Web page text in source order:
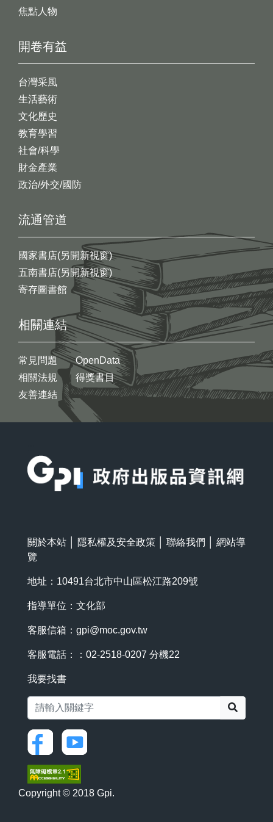
開卷有益
台灣采風
生活藝術
文化歷史
教育學習
社會/科學
財金產業
政治/外交/國防
焦點人物
流通管道
國家書店(另開新視窗)
五南書店(另開新視窗)
寄存圖書館
相關連結
常見問題
相關法規
友善連結
OpenData
得獎書目
關於本站 隱私權及安全政策 聯絡我們
網站導
覽
地址：10491台北市中山區松江路209號
指導單位：文化部
客服信箱： gpi@moc.gov.tw
客服電話：：02-2518-0207 分機22
我要找書
Copyright © 2018 Gpi.